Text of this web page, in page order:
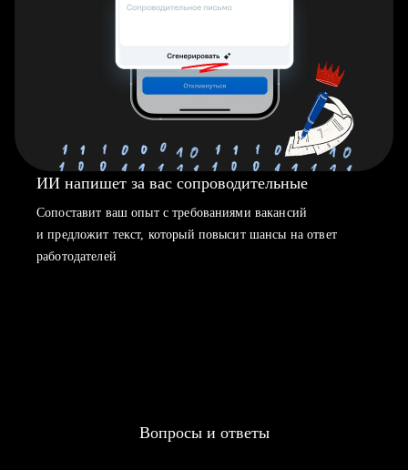
ИИ напишет за вас сопроводительные
Сопоставит ваш опыт с требованиями вакансий
и предложит текст, который повысит шансы на ответ
работодателей
Вопросы и ответы